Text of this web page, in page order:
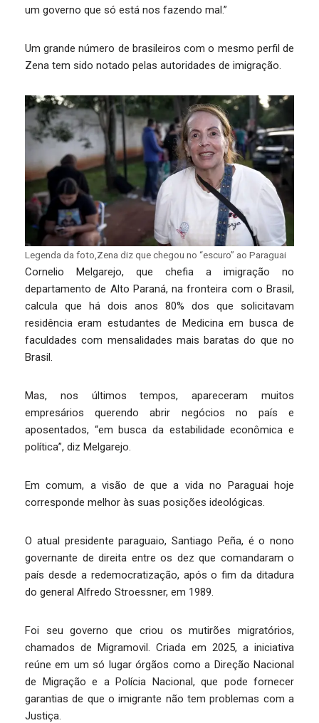
um governo que só está nos fazendo mal.”
Um grande número de brasileiros com o mesmo perfil de
Zena tem sido notado pelas autoridades de imigração.
Legenda da foto,Zena diz que chegou no “escuro” ao Paraguai
Cornelio Melgarejo, que chefia a imigração no
departamento de Alto Paraná, na fronteira com o Brasil,
calcula que há dois anos 80% dos que solicitavam
residência eram estudantes de Medicina em busca de
faculdades com mensalidades mais baratas do que no
Brasil.
Mas, nos últimos tempos, apareceram muitos
empresários querendo abrir negócios no país e
aposentados, “em busca da estabilidade econômica e
política”, diz Melgarejo.
Em comum, a visão de que a vida no Paraguai hoje
corresponde melhor às suas posições ideológicas.
O atual presidente paraguaio, Santiago Peña, é o nono
governante de direita entre os dez que comandaram o
país desde a redemocratização, após o fim da ditadura
do general Alfredo Stroessner, em 1989.
Foi seu governo que criou os mutirões migratórios,
chamados de Migramovil. Criada em 2025, a iniciativa
reúne em um só lugar órgãos como a Direção Nacional
de Migração e a Polícia Nacional, que pode fornecer
garantias de que o imigrante não tem problemas com a
Justiça.